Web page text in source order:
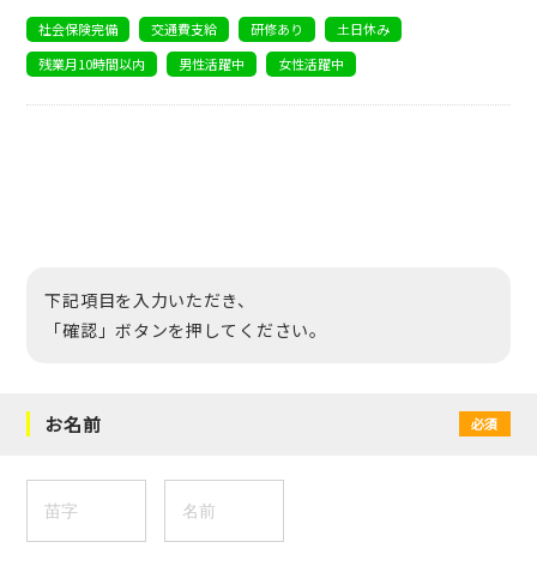
社会保険完備 交通費支給 研修あり
土日休み
残業月10時間以内
男性活躍中 女性活躍中
下記項目を入力いただき、
「確認」ボタンを押してください。
お名前 必須